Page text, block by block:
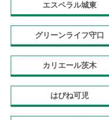
エスペラル城東
グリーンライフ守口
カリエール茨木
はぴね可児